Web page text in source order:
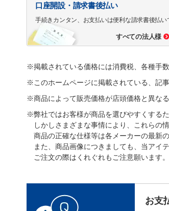
口座開設・請求書後払い
手続きカンタン、お支払いは便利な請求書後払い
すべての法人様
※掲載されている価格には消費税、各種手
※このホームページに掲載されている、記
※商品によって販売価格が店頭価格と異なる
※弊社ではお客様が商品を選びやすくする
しかしさまざまな事情により、これらの
商品の正確な仕様等は各メーカーの最新
また、商品画像につきましても、当アイ
ご注文の際はくれぐれもご注意願います
お支